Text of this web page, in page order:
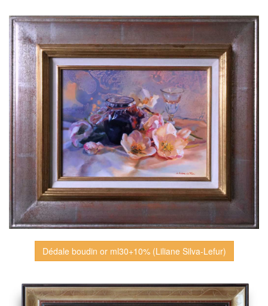
Dédale boudin or ml30+10% (Liliane Silva-Lefur)